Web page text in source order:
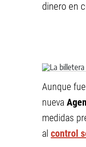
dinero en
Aunque
nueva
medidas
al control